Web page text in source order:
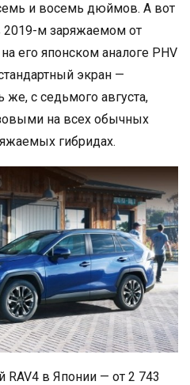
и восемь дюймов. А вот
м заряжаемом от
его японском аналоге PHV
экран —
с седьмого августа,
на всех обычных
гибридах.
в Японии — от 2 743